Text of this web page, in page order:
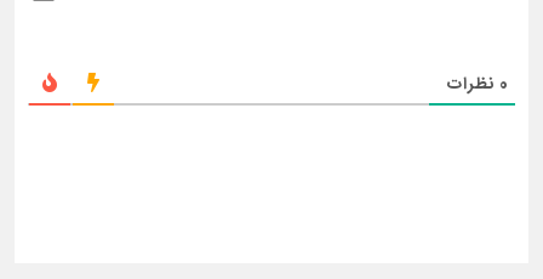
0 نظرات